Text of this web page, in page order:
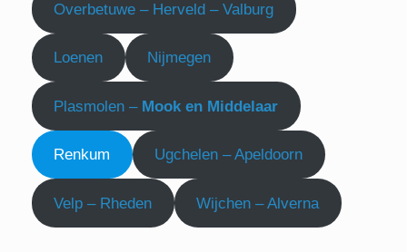
Overbetuwe – Herveld – Valburg
Loenen Nijmegen
Plasmolen – Mook en Middelaar
Renkum Ugchelen – Apeldoorn
Velp – Rheden Wijchen – Alverna